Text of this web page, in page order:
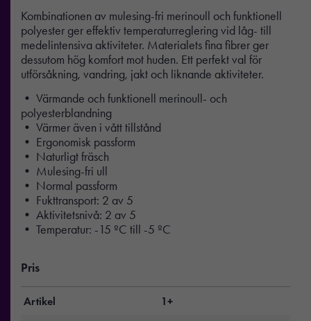
Kombinationen av mulesing-fri merinoull och funktionell
polyester ger effektiv temperaturreglering vid låg- till
medelintensiva aktiviteter. Materialets fina fibrer ger
dessutom hög komfort mot huden. Ett perfekt val för
utförsåkning, vandring, jakt och liknande aktiviteter.
• Värmande och funktionell merinoull- och
polyesterblandning
• Värmer även i vått tillstånd
• Ergonomisk passform
• Naturligt fräsch
• Mulesing-fri ull
• Normal passform
• Fukttransport: 2 av 5
• Aktivitetsnivå: 2 av 5
• Temperatur: -15 ºC till -5 ºC
Pris
Artikel
1+